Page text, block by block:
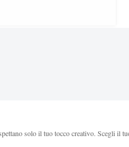
solo il tuo tocco creativo. Scegli il